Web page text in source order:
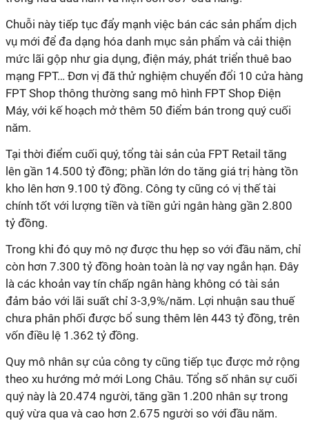
Chuỗi này tiếp tục đẩy mạnh việc bán các sản phẩm dịch
vụ mới để đa dạng hóa danh mục sản phẩm và cải thiện
mức lãi gộp như gia dụng, điện máy, phát triển thuê bao
mạng FPT… Đơn vị đã thử nghiệm chuyển đổi 10 cửa hàng
FPT Shop thông thường sang mô hình FPT Shop Điện
Máy, với kế hoạch mở thêm 50 điểm bán trong quý cuối
năm.
Tại thời điểm cuối quý, tổng tài sản của FPT Retail tăng
lên gần 14.500 tỷ đồng; phần lớn do tăng giá trị hàng tồn
kho lên hơn 9.100 tỷ đồng. Công ty cũng có vị thế tài
chính tốt với lượng tiền và tiền gửi ngân hàng gần 2.800
tỷ đồng.
Trong khi đó quy mô nợ được thu hẹp so với đầu năm, chỉ
còn hơn 7.300 tỷ đồng hoàn toàn là nợ vay ngắn hạn. Đây
là các khoản vay tín chấp ngân hàng không có tài sản
đảm bảo với lãi suất chỉ 3-3,9%/năm. Lợi nhuận sau thuế
chưa phân phối được bổ sung thêm lên 443 tỷ đồng, trên
vốn điều lệ 1.362 tỷ đồng.
Quy mô nhân sự của công ty cũng tiếp tục được mở rộng
theo xu hướng mở mới Long Châu. Tổng số nhân sự cuối
quý này là 20.474 người, tăng gần 1.200 nhân sự trong
quý vừa qua và cao hơn 2.675 người so với đầu năm.